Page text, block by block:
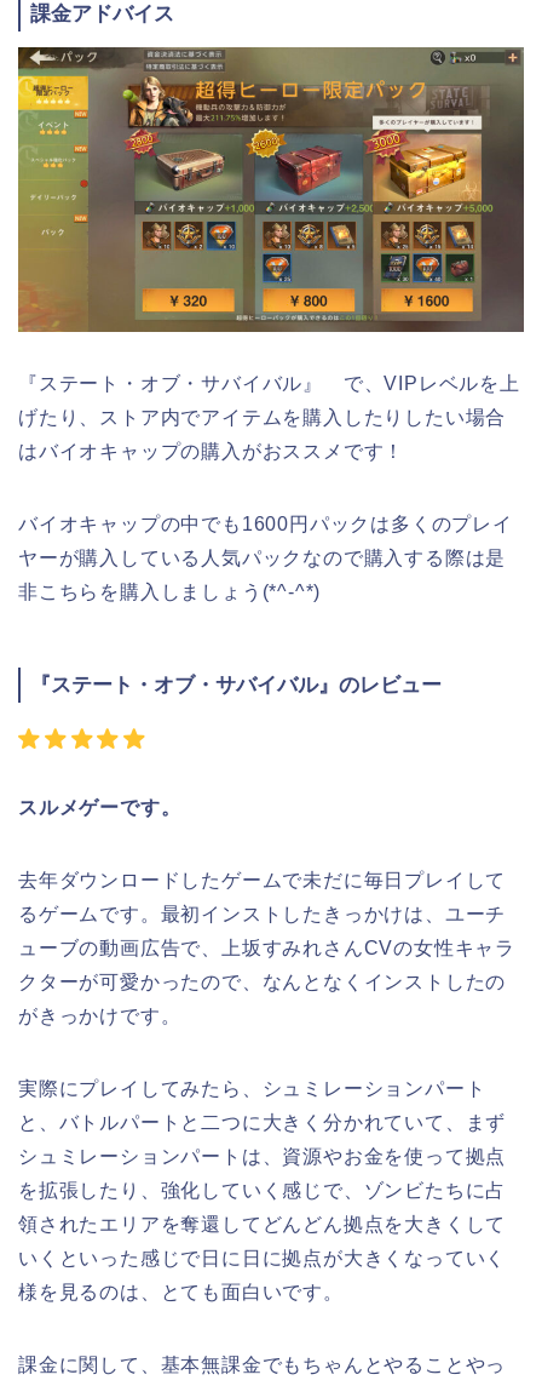
課金アドバイス
『ステート・オブ・サバイバル』 で、VIPレベルを上
げたり、ストア内でアイテムを購入したりしたい場合
はバイオキャップの購入がおススメです！
バイオキャップの中でも1600円パックは多くのプレイ
ヤーが購入している人気パックなので購入する際は是
非こちらを購入しましょう(*^-^*)
『ステート・オブ・サバイバル』のレビュー
スルメゲーです。
去年ダウンロードしたゲームで未だに毎日プレイして
るゲームです。最初インストしたきっかけは、ユーチ
ューブの動画広告で、上坂すみれさんCVの女性キャラ
クターが可愛かったので、なんとなくインストしたの
がきっかけです。
実際にプレイしてみたら、シュミレーションパート
と、バトルパートと二つに大きく分かれていて、まず
シュミレーションパートは、資源やお金を使って拠点
を拡張したり、強化していく感じで、ゾンビたちに占
領されたエリアを奪還してどんどん拠点を大きくして
いくといった感じで日に日に拠点が大きくなっていく
様を見るのは、とても面白いです。
課金に関して、基本無課金でもちゃんとやることやっ